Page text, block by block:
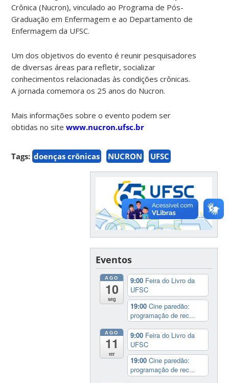
Crônica (Nucron), vinculado ao Programa de Pós-
Graduação em Enfermagem e ao Departamento de
Enfermagem da UFSC.
Um dos objetivos do evento é reunir pesquisadores
de diversas áreas para refletir, socializar
conhecimentos relacionadas às condições crônicas.
A jornada comemora os 25 anos do Nucron.
Mais informações sobre o evento podem ser
obtidas no sitewww.nucron.ufsc.br
Tags: doenças crônicas NUCRON UFSC
Eventos
AGO
10
seg
9:00 Feira do Livro da
UFSC
19:00Cine paredão:
programação de rec...
AGO
11
ter
9:00 Feira do Livro da
UFSC
19:00Cine paredão:
programação de rec...